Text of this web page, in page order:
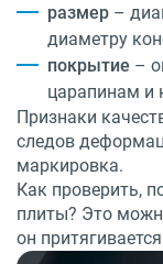
размер –
диаметру
покрытие –
царапинам и
Признаки
следов
маркировка.
Как проверить,
плиты? Это
он